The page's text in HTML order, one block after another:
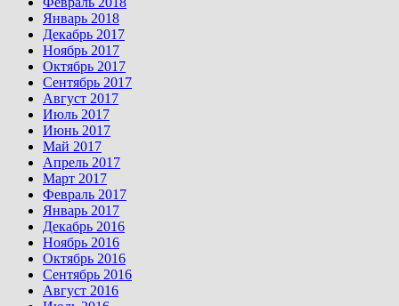
Январь 2018
Декабрь 2017
Ноябрь 2017
Октябрь 2017
Сентябрь 2017
Август 2017
Июль 2017
Июнь 2017
Май 2017
Апрель 2017
Март 2017
Февраль 2017
Январь 2017
Декабрь 2016
Ноябрь 2016
Октябрь 2016
Сентябрь 2016
Август 2016